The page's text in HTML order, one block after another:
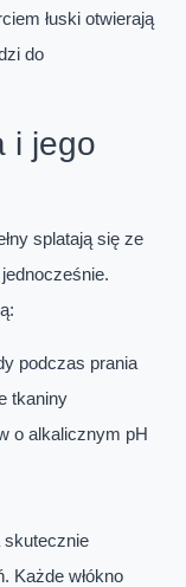
łuski otwierają
do
i jego
splatają się ze
podczas prania
tkaniny
o alkalicznym pH
skutecznie
Każde włókno